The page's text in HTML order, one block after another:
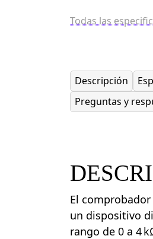
Todas las
Descripción
Preguntas y
El
un dispositivo
rango de 0 a 4